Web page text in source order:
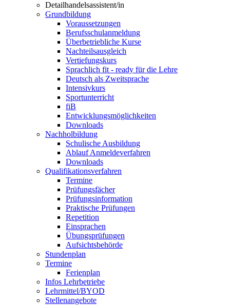
Detailhandelsassistent/in
Grundbildung
Voraussetzungen
Berufsschulanmeldung
Überbetriebliche Kurse
Nachteilsausgleich
Vertiefungskurs
Sprachlich fit - ready für die Lehre
Deutsch als Zweitsprache
Intensivkurs
Sportunterricht
fiB
Entwicklungsmöglichkeiten
Downloads
Nachholbildung
Schulische Ausbildung
Ablauf Anmeldeverfahren
Downloads
Qualifikationsverfahren
Termine
Prüfungsfächer
Prüfungsinformation
Praktische Prüfungen
Repetition
Einsprachen
Übungsprüfungen
Aufsichtsbehörde
Stundenplan
Termine
Ferienplan
Infos Lehrbetriebe
Lehrmittel/BYOD
Stellenangebote